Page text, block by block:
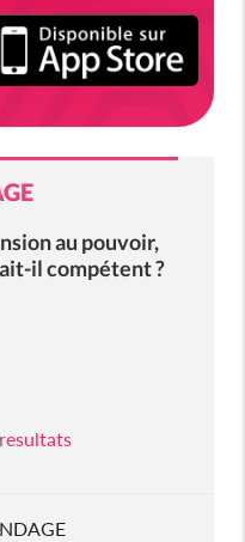
au pouvoir,
il compétent ?